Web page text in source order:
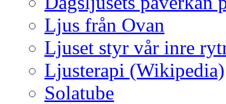
Ljus från Ovan
Ljuset styr vår inre
Ljusterapi (Wikipedia)
Solatube